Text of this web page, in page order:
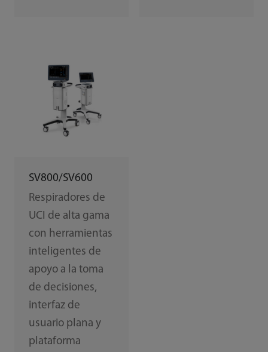
SV800/SV600
Respiradores de
UCI de alta gama
con herramientas
inteligentes de
apoyo a la toma
de decisiones,
interfaz de
usuario plana y
plataforma